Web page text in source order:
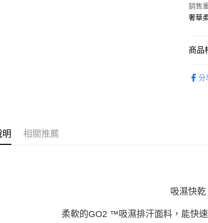
每筆
銷售
奢華
商品
分
明 相關推薦
吸濕快乾
柔軟的GO2 ™吸濕排汗面料，能快